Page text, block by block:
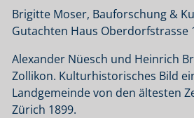
Brigitte Moser, Bauforschung &
Gutachten Haus Oberdorfstrasse
Alexander Nüesch und Heinrich
Zollikon. Kulturhistorisches Bild
Landgemeinde von den ältesten
Zürich 1899.